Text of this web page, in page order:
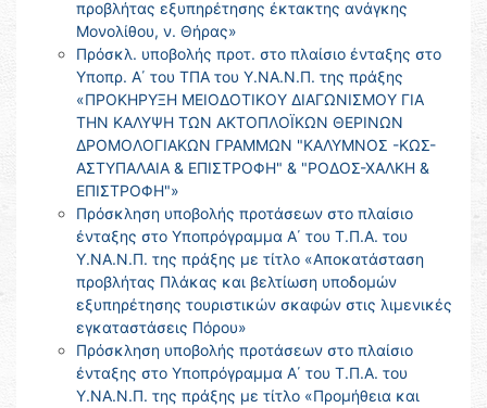
προβλήτας εξυπηρέτησης έκτακτης ανάγκης
Μονολίθου, ν. Θήρας»
Πρόσκλ. υποβολής προτ. στο πλαίσιο ένταξης στο
Υποπρ. Α΄ του ΤΠΑ του Υ.ΝΑ.Ν.Π. της πράξης
«ΠΡΟΚΗΡΥΞΗ ΜΕΙΟΔΟΤΙΚΟΥ ΔΙΑΓΩΝΙΣΜΟΥ ΓΙΑ
ΤΗΝ ΚΑΛΥΨΗ ΤΩΝ ΑΚΤΟΠΛΟΪΚΩΝ ΘΕΡΙΝΩΝ
ΔΡΟΜΟΛΟΓΙΑΚΩΝ ΓΡΑΜΜΩΝ "ΚΑΛΥΜΝΟΣ -ΚΩΣ-
ΑΣΤΥΠΑΛΑΙΑ & ΕΠΙΣΤΡΟΦΗ" & "ΡΟΔΟΣ-ΧΑΛΚΗ &
ΕΠΙΣΤΡΟΦΗ"»
Πρόσκληση υποβολής προτάσεων στο πλαίσιο
ένταξης στο Υποπρόγραμμα Α΄ του Τ.Π.Α. του
Υ.ΝΑ.Ν.Π. της πράξης με τίτλο «Αποκατάσταση
προβλήτας Πλάκας και βελτίωση υποδομών
εξυπηρέτησης τουριστικών σκαφών στις λιμενικές
εγκαταστάσεις Πόρου»
Πρόσκληση υποβολής προτάσεων στο πλαίσιο
ένταξης στο Υποπρόγραμμα Α΄ του Τ.Π.Α. του
Υ.ΝΑ.Ν.Π. της πράξης με τίτλο «Προμήθεια και